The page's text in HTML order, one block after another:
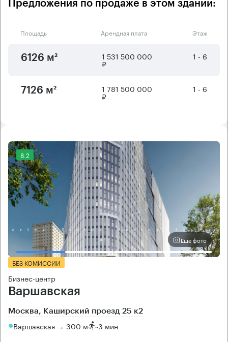
Предложения по продаже в этом здании:
Площадь Арендная плата Этаж
6126 м² 1 531 500 000
₽
1 - 6
7126 м² 1 781 500 000
₽
1 - 6
8.2
Еще фото
БЕЗ КОМИССИИ
Бизнес-центр
Варшавская
Москва, Каширский проезд 25 к2
Варшавская → 300 м ~3 мин